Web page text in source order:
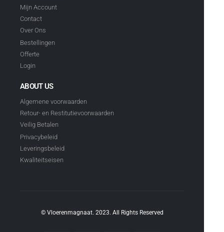
Mijn Account
Contact
Over Ons
Bestellingen
Offerte
Login
ABOUT US
Algemene voorwaarden
Retour- en Restitutievoorwaarden
Veilig Betalen
Privacybeleid
Leveringsbeleid
Kwaliteitseisen
© Vloerenmagnaat. 2023. All Rights Reserved